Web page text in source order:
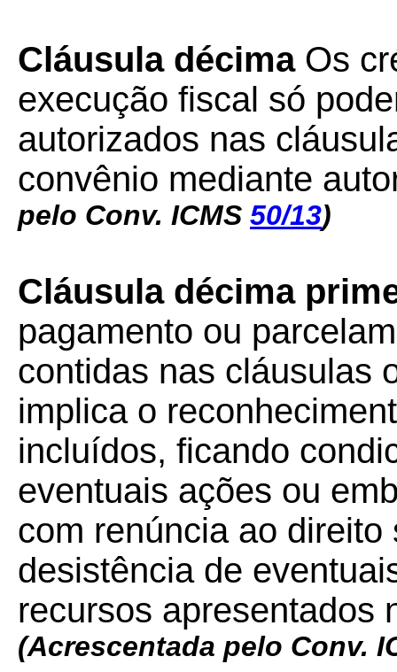
Cláusula décimaOs
execução fiscal só
autorizados nas
convênio mediante
pelo Conv. ICMS 50/13)
Cláusula décima
pagamento ou
contidas nas cláusulas
implica o
incluídos, ficando
eventuais ações ou
com renúncia ao
desistência de
recursos apresentados
(Acrescentada pelo Conv.